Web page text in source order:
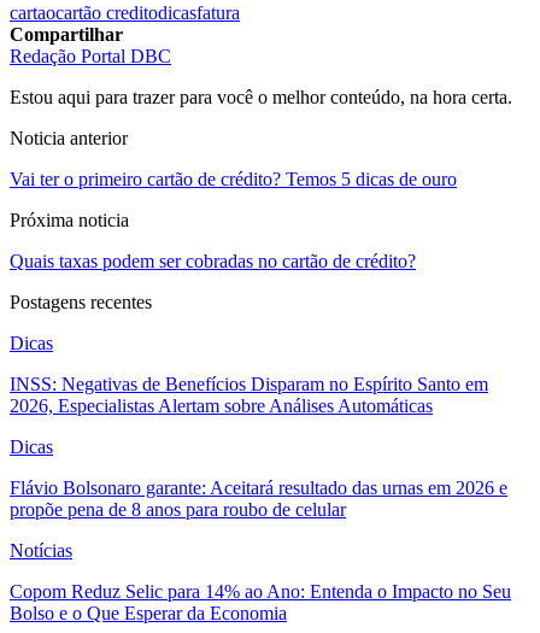
cartaocartão creditodicasfatura
Compartilhar
Redação Portal DBC
Estou aqui para trazer para você o melhor conteúdo, na hora certa.
Noticia anterior
Vai ter o primeiro cartão de crédito? Temos 5 dicas de ouro
Próxima noticia
Quais taxas podem ser cobradas no cartão de crédito?
Postagens recentes
Dicas
INSS: Negativas de Benefícios Disparam no Espírito Santo em
2026, Especialistas Alertam sobre Análises Automáticas
Dicas
Flávio Bolsonaro garante: Aceitará resultado das urnas em 2026 e
propõe pena de 8 anos para roubo de celular
Notícias
Copom Reduz Selic para 14% ao Ano: Entenda o Impacto no Seu
Bolso e o Que Esperar da Economia